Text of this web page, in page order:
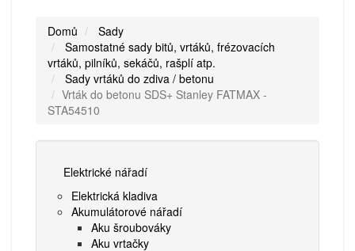
Domů
Sady
Samostatné sady bitů, vrtáků, frézovacích
vrtáků, pilníků, sekáčů, rašplí atp.
Sady vrtáků do zdiva / betonu
Vrták do betonu SDS+ Stanley FATMAX -
STA54510
Elektrické nářadí
Elektrická kladiva
Akumulátorové nářadí
Aku šroubováky
Aku vrtačky